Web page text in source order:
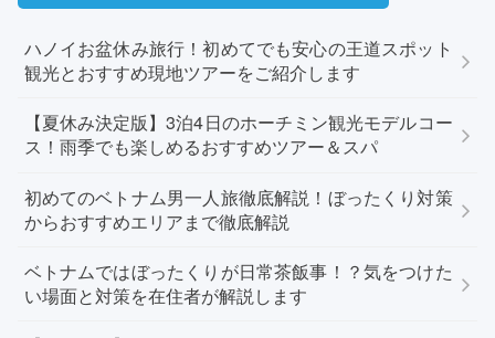
ハノイお盆休み旅行！初めてでも安心の王道スポット
観光とおすすめ現地ツアーをご紹介します
【夏休み決定版】3泊4日のホーチミン観光モデルコー
ス！雨季でも楽しめるおすすめツアー＆スパ
初めてのベトナム男一人旅徹底解説！ぼったくり対策
からおすすめエリアまで徹底解説
ベトナムではぼったくりが日常茶飯事！？気をつけた
い場面と対策を在住者が解説します